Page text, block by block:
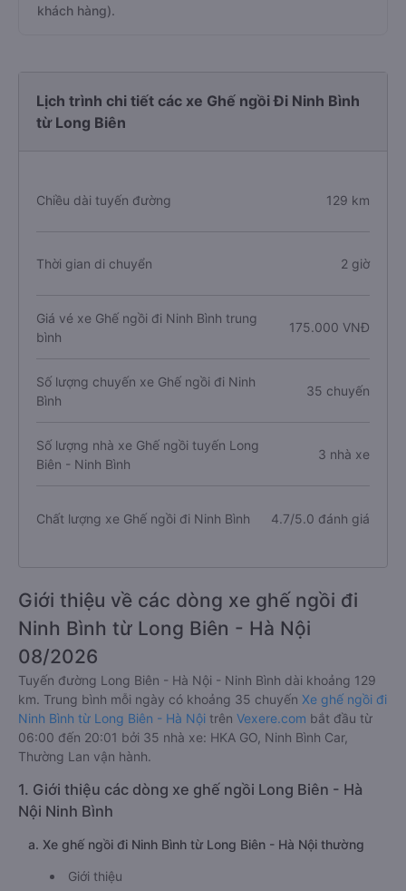
khách hàng).
Lịch trình chi tiết các xe Ghế ngồi Đi Ninh Bình
từ Long Biên
Chiều dài tuyến đường 129 km
Thời gian di chuyển 2 giờ
Giá vé xe Ghế ngồi đi Ninh Bình trung
bình
175.000 VNĐ
Số lượng chuyến xe Ghế ngồi đi Ninh
Bình
35 chuyến
Số lượng nhà xe Ghế ngồi tuyến Long
Biên - Ninh Bình
3 nhà xe
Chất lượng xe Ghế ngồi đi Ninh Bình 4.7/5.0 đánh giá
Giới thiệu về các dòng xe ghế ngồi đi
Ninh Bình từ Long Biên - Hà Nội
08/2026
Tuyến đường Long Biên - Hà Nội - Ninh Bình dài khoảng 129
km. Trung bình mỗi ngày có khoảng 35 chuyến Xe ghế ngồi đi
Ninh Bình từ Long Biên - Hà Nội trên Vexere.com bắt đầu từ
06:00 đến 20:01 bởi 35 nhà xe: HKA GO, Ninh Bình Car,
Thường Lan vận hành.
1. Giới thiệu các dòng xe ghế ngồi Long Biên - Hà
Nội Ninh Bình
a. Xe ghế ngồi đi Ninh Bình từ Long Biên - Hà Nội thường
Giới thiệu